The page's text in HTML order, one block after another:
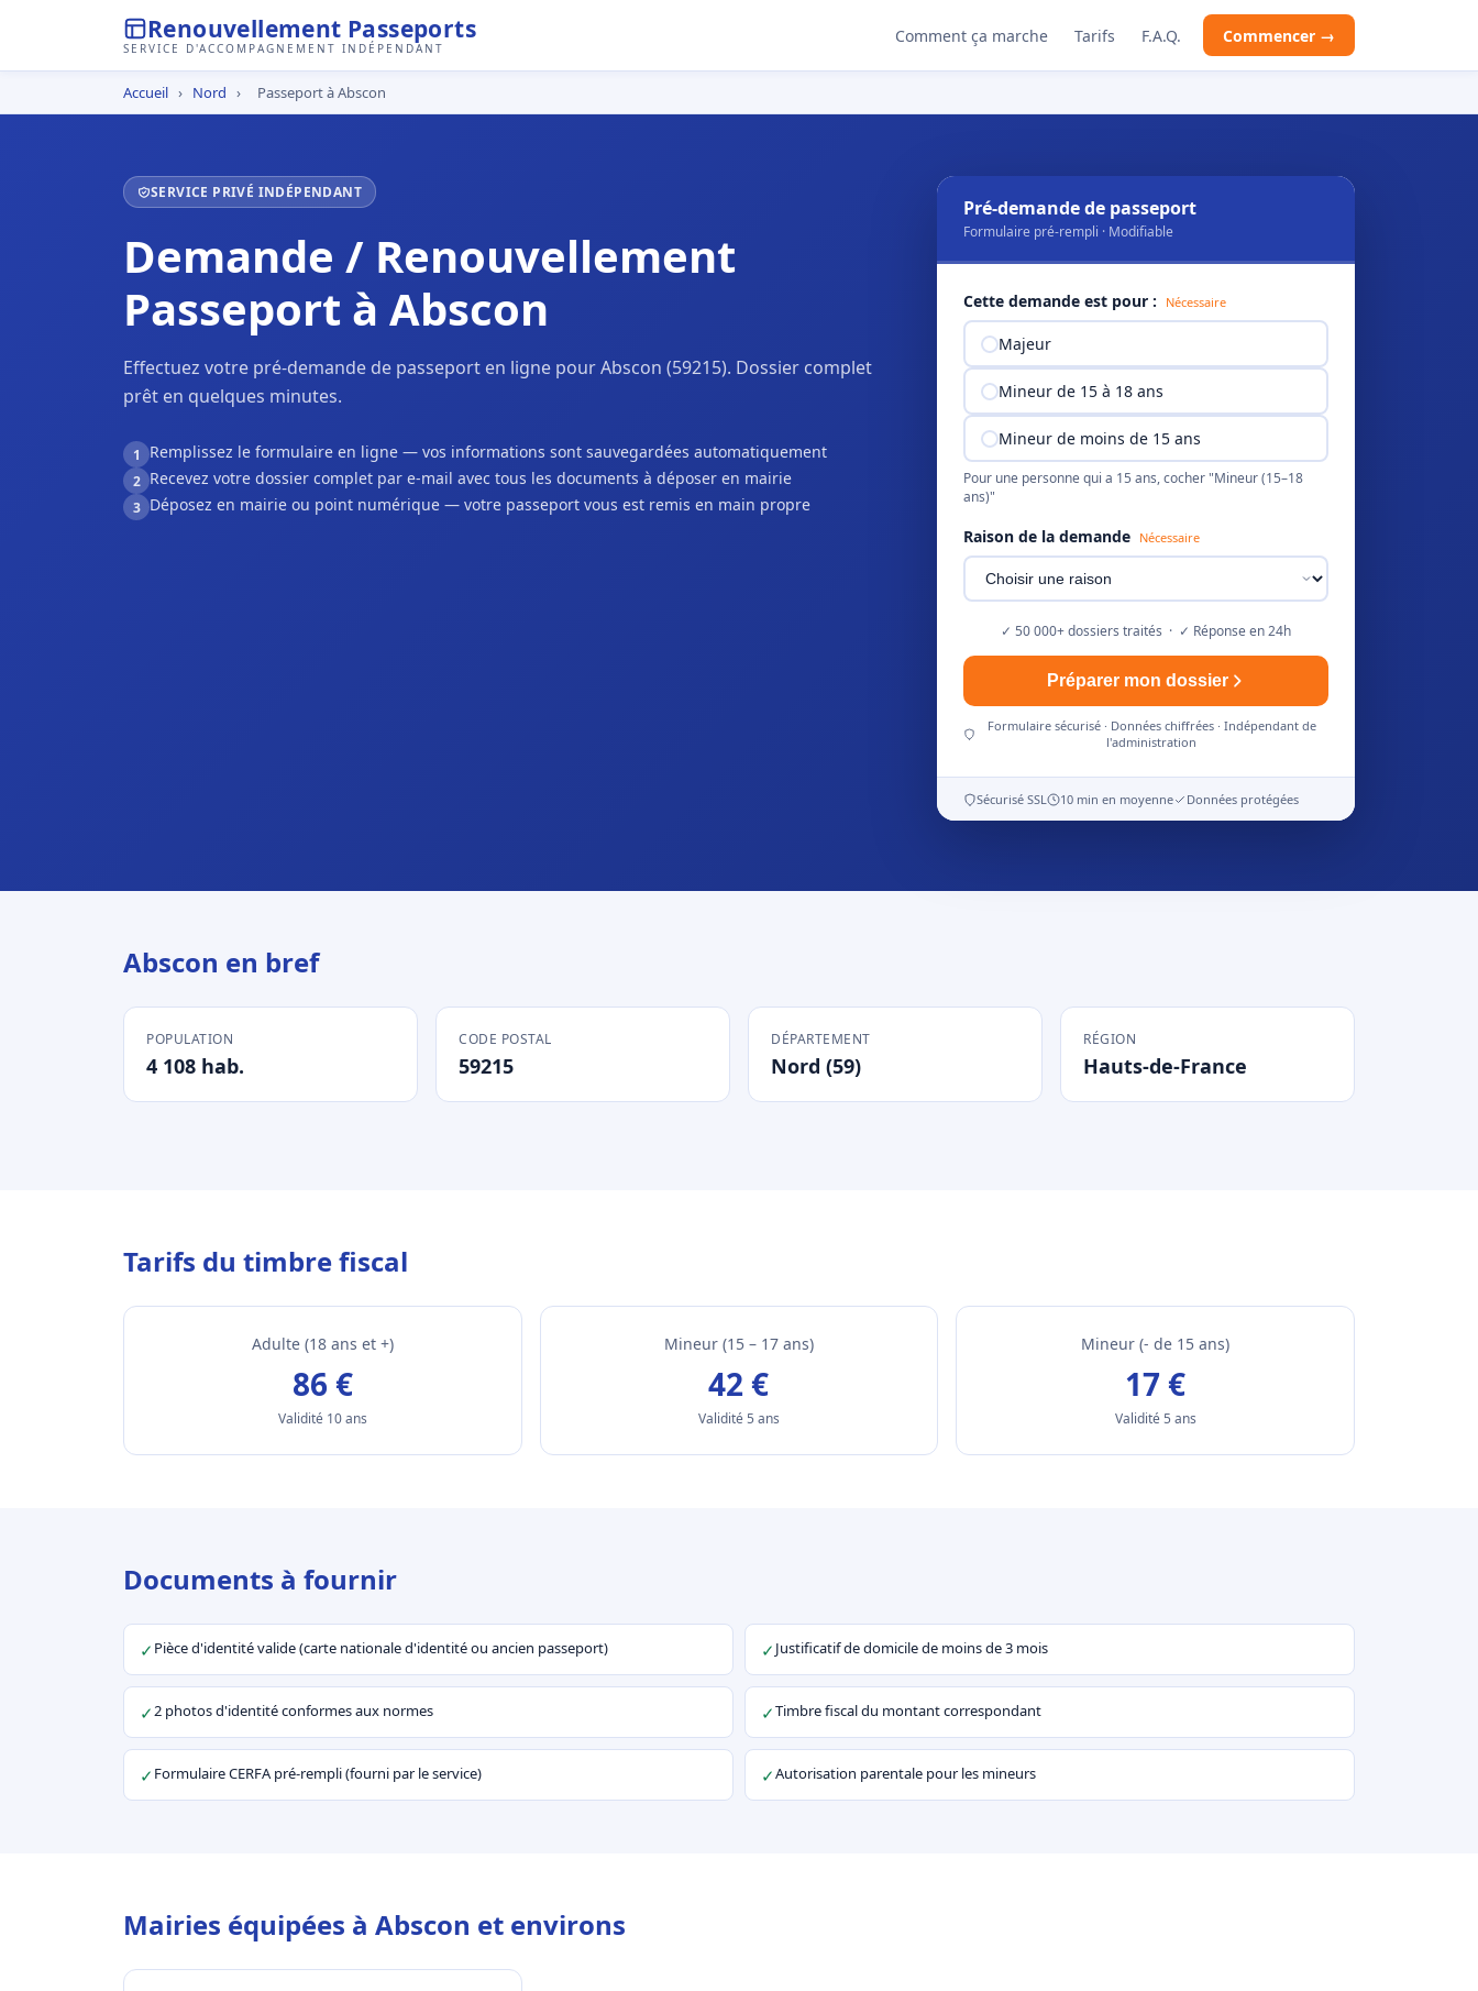
Renouvellement Passeports
SERVICE D'ACCOMPAGNEMENT INDÉPENDANT
Comment ça marche Tarifs F.A.Q. Commencer →
Accueil › Nord › Passeport à Abscon
SERVICE PRIVÉ INDÉPENDANT
Demande / Renouvellement
Passeport à Abscon
Effectuez votre pré-demande de passeport en ligne pour Abscon (59215). Dossier complet
prêt en quelques minutes.
1 Remplissez le formulaire en ligne — vos informations sont sauvegardées automatiquement
2 Recevez votre dossier complet par e-mail avec tous les documents à déposer en mairie
3 Déposez en mairie ou point numérique — votre passeport vous est remis en main propre
Pré-demande de passeport
Formulaire pré-rempli · Modifiable
Cette demande est pour : Nécessaire
Majeur
Mineur de 15 à 18 ans
Mineur de moins de 15 ans
Pour une personne qui a 15 ans, cocher "Mineur (15–18
ans)"
Raison de la demande Nécessaire
✓ 50 000+ dossiers traités · ✓ Réponse en 24h
Préparer mon dossier
Formulaire sécurisé · Données chiffrées · Indépendant de
l'administration
Sécurisé SSL 10 min en moyenne Données protégées
Abscon en bref
POPULATION
4 108 hab.
CODE POSTAL
59215
DÉPARTEMENT
Nord (59)
RÉGION
Hauts-de-France
Tarifs du timbre fiscal
Adulte (18 ans et +)
86 €
Validité 10 ans
Mineur (15 – 17 ans)
42 €
Validité 5 ans
Mineur (- de 15 ans)
17 €
Validité 5 ans
Documents à fournir
✓ Pièce d'identité valide (carte nationale d'identité ou ancien passeport) ✓Justificatif de domicile de moins de 3 mois
✓2 photos d'identité conformes aux normes ✓Timbre fiscal du montant correspondant
✓ Formulaire CERFA pré-rempli (fourni par le service) ✓Autorisation parentale pour les mineurs
Mairies équipées à Abscon et environs